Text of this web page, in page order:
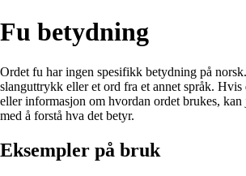
Fu betydning
Ordet fu har ingen spesifikk betydning på
slanguttrykk eller et ord fra et annet språk. Hvis
eller informasjon om hvordan ordet brukes, kan
med å forstå hva det betyr.
Eksempler på bruk